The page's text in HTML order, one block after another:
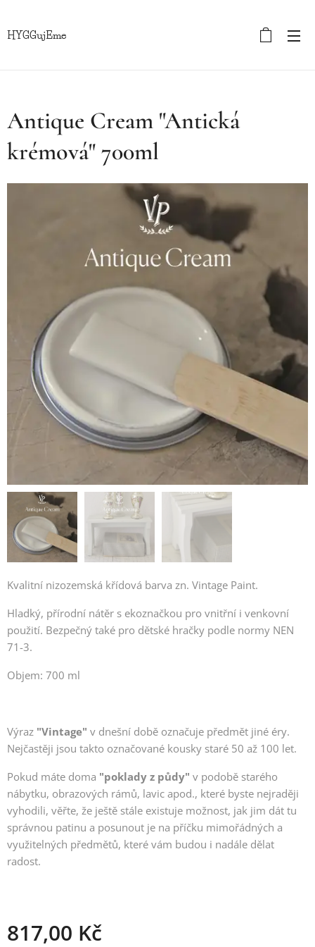
HYGGujEme
Antique Cream "Antická
krémová" 700ml
Kvalitní nizozemská křídová barva zn. Vintage Paint.
Hladký, přírodní nátěr s ekoznačkou pro vnitřní i venkovní
použití. Bezpečný také pro dětské hračky podle normy NEN
71-3.
Objem: 700 ml
Výraz "Vintage" v dnešní době označuje předmět jiné éry.
Nejčastěji jsou takto označované kousky staré 50 až 100 let.
Pokud máte doma "poklady z půdy" v podobě starého
nábytku, obrazových rámů, lavic apod., které byste nejraději
vyhodili, věřte, že ještě stále existuje možnost, jak jim dát tu
správnou patinu a posunout je na příčku mimořádných a
využitelných předmětů, které vám budou i nadále dělat
radost.
817,00 Kč